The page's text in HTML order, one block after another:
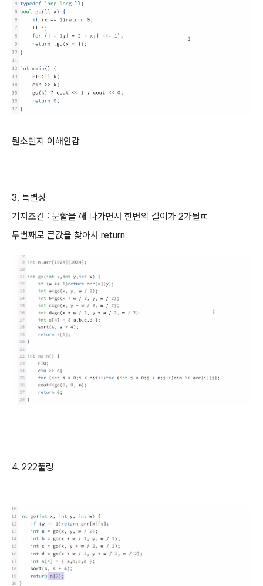
뭔소린지 이해안감
3. 특별상
기저조건 : 분할을 해 나가면서 한변의 길이가 2가될ㄸ
두번째로 큰값을 찾아서 return
4. 222풀링